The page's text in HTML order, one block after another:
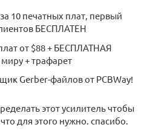
за 10 печатных плат, первый
БЕСПЛАТЕН
от $88 + БЕСПЛАТНАЯ
+ трафарет
Gerber-файлов от PCBWay!
этот усилитель чтобы
для этого нужно. спасибо.